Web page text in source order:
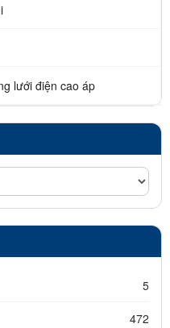
lưới điện cao áp
5
472